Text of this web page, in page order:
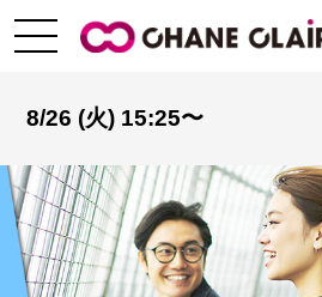
8/26 (火) 15:25〜